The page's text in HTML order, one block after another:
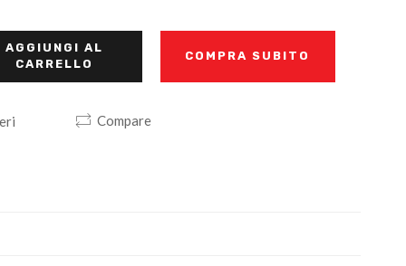
AGGIUNGI AL
CARRELLO
COMPRA SUBITO
Compare